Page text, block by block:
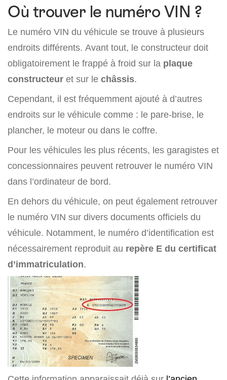
Où trouver le numéro VIN ?
Le numéro VIN du véhicule se trouve à plusieurs
endroits différents. Avant tout, le constructeur doit
obligatoirement le frappé à froid sur la plaque
constructeur et sur le châssis.
Cependant, il est fréquemment ajouté à d’autres
endroits sur le véhicule comme : le pare-brise, le
plancher, le moteur ou dans le coffre.
Pour les véhicules les plus récents, les garagistes et
concessionnaires peuvent retrouver le numéro VIN
dans l’ordinateur de bord.
En dehors du véhicule, on peut également retrouver
le numéro VIN sur divers documents officiels du
véhicule. Notamment, le numéro d’identification est
nécessairement reproduit au repère E du certificat
d’immatriculation.